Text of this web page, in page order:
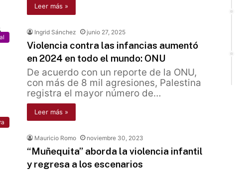
Leer más »
Ingrid Sánchez junio 27, 2025
Violencia contra las infancias aumentó
en 2024 en todo el mundo: ONU
De acuerdo con un reporte de la ONU,
con más de 8 mil agresiones, Palestina
registra el mayor número de…
Leer más »
Mauricio Romo noviembre 30, 2023
“Muñequita” aborda la violencia infantil
y regresa a los escenarios